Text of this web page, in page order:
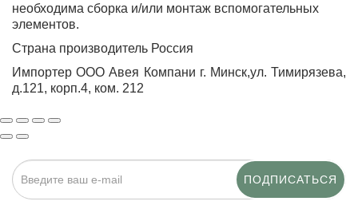
необходима сборка и/или монтаж вспомогательных
элементов.
Страна производитель Россия
Импортер ООО Авея Компани г. Минск,ул. Тимирязева,
д.121, корп.4, ком. 212
ПОДПИСАТЬСЯ